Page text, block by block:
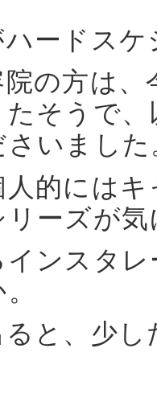
ードス
の方は
そうで
さいまし
的には
ーズが
ンスタ
と、少